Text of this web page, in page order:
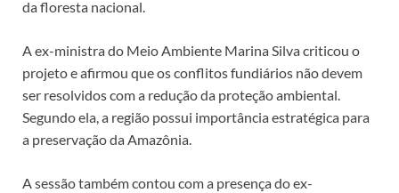
da floresta nacional.
A ex-ministra do Meio Ambiente Marina Silva criticou o
projeto e afirmou que os conflitos fundiários não devem
ser resolvidos com a redução da proteção ambiental.
Segundo ela, a região possui importância estratégica para
a preservação da Amazônia.
A sessão também contou com a presença do ex-